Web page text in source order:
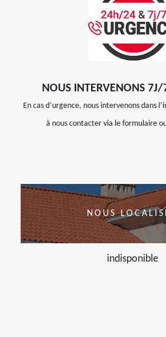
NOUS INTERVENONS
En cas d’urgence, nous intervenons dans
à nous contacter via le formulaire
NOUS
indisponible